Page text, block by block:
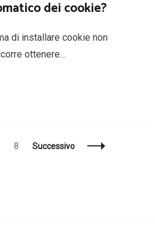
dei cookie?
di installare cookie non
ottenere…
Pagina
8 Successivo